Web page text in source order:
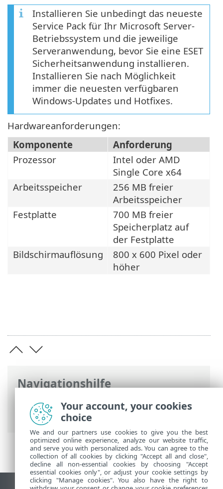
Navigationshilfe
ESET Online-Hilfe>ESET Server Security
Systemanforderungen
Installieren Sie unbedingt das neueste
Service Pack für Ihr Microsoft Server-
Betriebssystem und die jeweilige
Serveranwendung, bevor Sie eine ESET
Sicherheitsanwendung installieren.
Installieren Sie nach Möglichkeit
immer die neuesten verfügbaren
Windows-Updates und Hotfixes.
Hardwareanforderungen:
Komponente
Anforderung
Prozessor
Intel oder AMD
Single Core x64
Arbeitsspeicher
256 MB freier
Arbeitsspeicher
Festplatte
700 MB freier
Speicherplatz auf
der Festplatte
Bildschirmauflösung
800 x 600 Pixel oder
höher
Your account, your cookies
choice
We and our partners use cookies to give you the best
optimized online experience, analyze our website traffic,
and serve you with personalized ads. You can agree to the
collection of all cookies by clicking "Accept all and close",
decline all non-essential cookies by choosing "Accept
essential cookies only", or adjust your cookie settings by
clicking "Manage cookies". You also have the right to